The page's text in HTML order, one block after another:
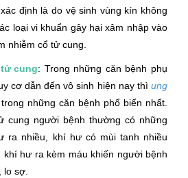
định là do vệ sinh vùng kín không
loại vi khuẩn gây hại xâm nhập vào
nhiễm cổ tử cung.
cung: Trong những căn bệnh phụ
cơ dẫn đến vô sinh hiện nay thì ung
những căn bệnh phổ biến nhất.
cung người bệnh thường có những
ra nhiều, khí hư có mùi tanh nhiều
hư ra kèm máu khiến người bệnh
lo sợ.